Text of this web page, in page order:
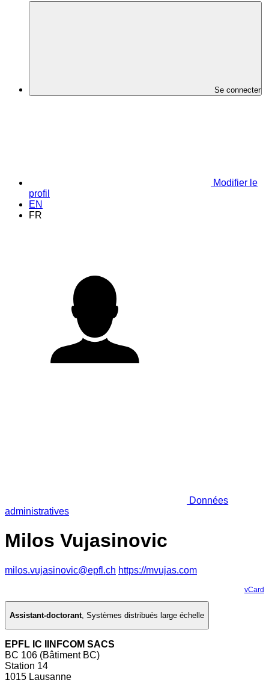
Se connecter
Modifier le
profil
EN
FR
Données
administratives
Milos Vujasinovic
milos.vujasinovic@epfl.ch https://mvujas.com
vCard
Assistant-doctorant, Systèmes distribués large échelle
EPFL IC IINFCOM SACS
BC 106 (Bâtiment BC)
Station 14
1015 Lausanne